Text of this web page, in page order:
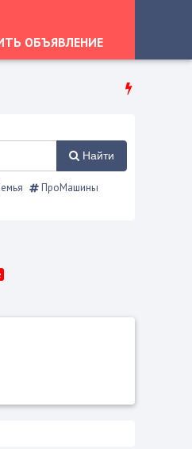
ОБЪЯВЛЕНИЕ
Найти
ПроМашины